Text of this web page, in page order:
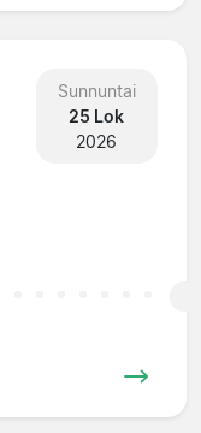
Sunnuntai
25 Lok
2026